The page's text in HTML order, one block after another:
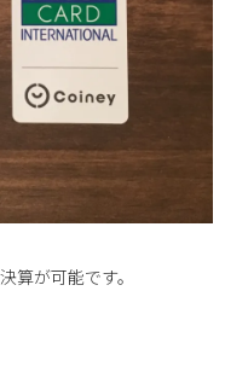
算が可能です。